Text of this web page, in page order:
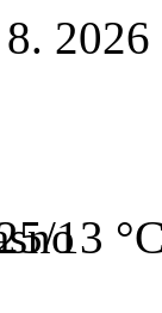
2026
13